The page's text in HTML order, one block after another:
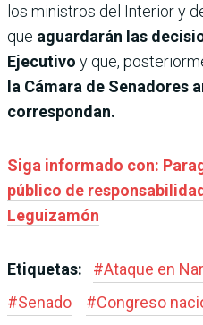
los ministros del Interior y
que aguardarán las
Ejecutivo y que,
la Cámara de Senadores
correspondan.
Siga informado con:
público de
Leguizamón
Etiquetas: #Ataque en
#Senado #Congreso